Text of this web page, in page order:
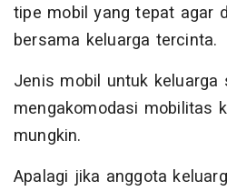
tipe mobil yang tepat agar
bersama keluarga tercinta.
Jenis mobil untuk keluarga
mengakomodasi mobilitas
mungkin.
Apalagi jika anggota